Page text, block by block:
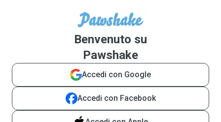
Benvenuto su
Pawshake
Accedi con Google
Accedi con Facebook